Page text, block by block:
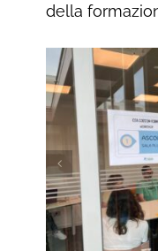
della